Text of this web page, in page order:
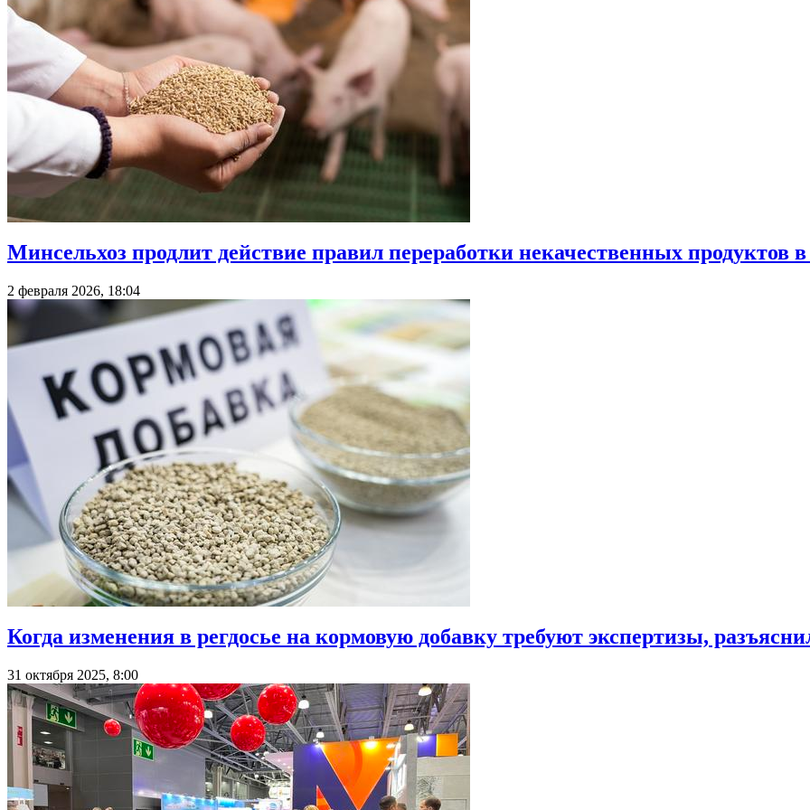
Минсельхоз продлит действие правил переработки некачественных продуктов
2 февраля 2026, 18:04
Когда изменения в регдосье на кормовую добавку требуют экспертизы,
31 октября 2025, 8:00